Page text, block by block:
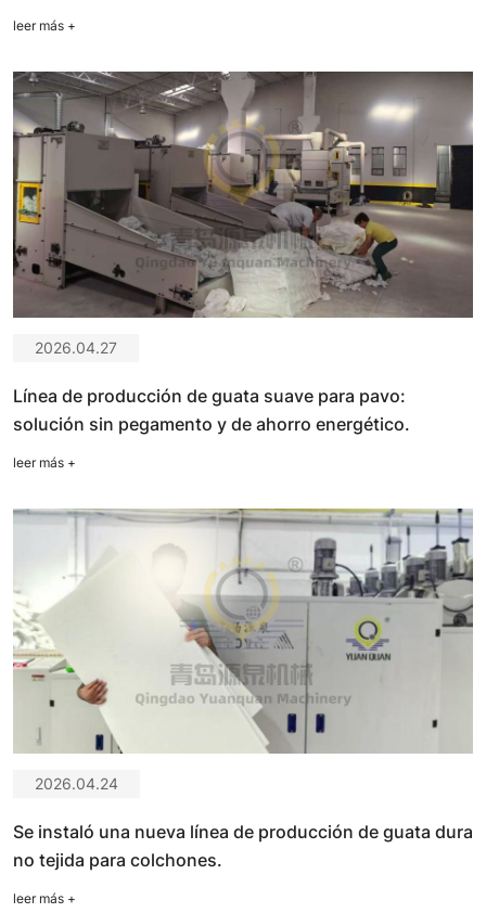
leer más +
2026.04.27
Línea de producción de guata suave para pavo:
solución sin pegamento y de ahorro energético.
leer más +
2026.04.24
Se instaló una nueva línea de producción de guata dura
no tejida para colchones.
leer más +